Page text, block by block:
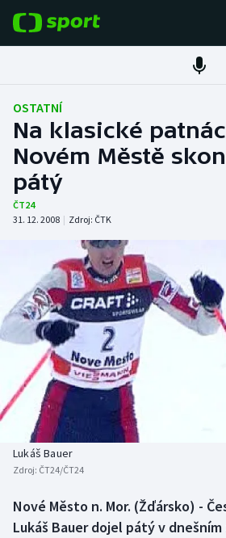
Fotbal
Hokej
Tenis
Atletika
Cyklistika
DALŠÍ SPORTY
Americký fotbal
Baseball a softbal
Basketbal
Biatlon
Box
NEPŘEHLÉDNĚTE
Soutěže
Historické návraty
Aplikace ČT sport
OSTATNÍ
Na klasické
Novém Městě
pátý
ČT24
31. 12. 2008 | Zdroj: ČTK
Lukáš Bauer
Zdroj: ČT24/ČT24
Nové Město n. Mor. (Žďársko) -
Lukáš Bauer dojel pátý v